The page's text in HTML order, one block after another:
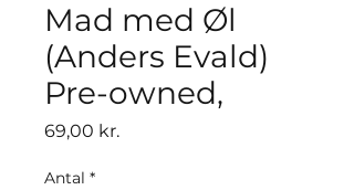
Mad med Øl
(Anders Evald)
Pre-owned,
69,00 kr.Pris
Antal *